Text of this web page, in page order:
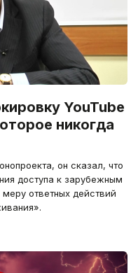
YouTube
никогда
он сказал, что
доступа к зарубежным
ответных действий